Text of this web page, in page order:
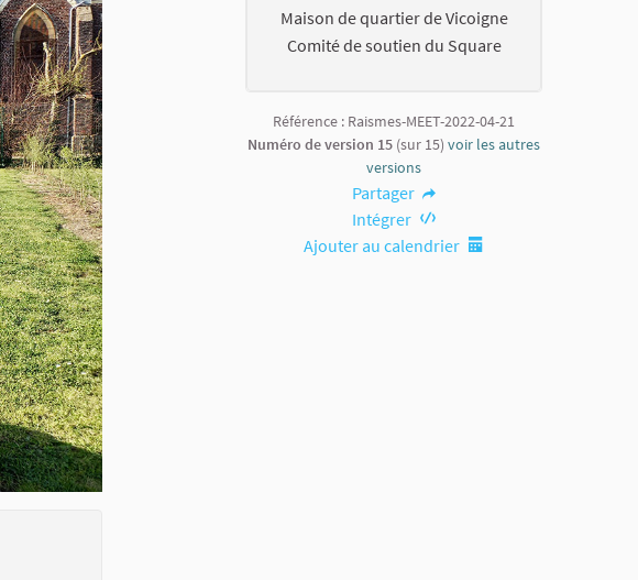
Maison de quartier de Vicoigne
Comité de soutien du Square
Référence : Raismes-MEET-2022-04-21
Numéro de version 15 (sur 15) voir les autres
versions
Partager
Intégrer
Ajouter au calendrier